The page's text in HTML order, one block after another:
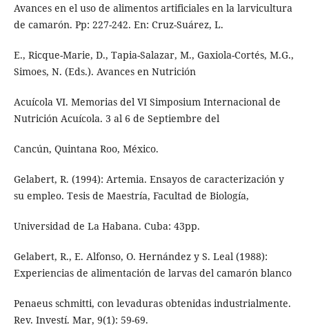
Avances en el uso de alimentos artificiales en la larvicultura
de camarón. Pp: 227-242. En: Cruz-Suárez, L.
E., Ricque-Marie, D., Tapia-Salazar, M., Gaxiola-Cortés, M.G.,
Simoes, N. (Eds.). Avances en Nutrición
Acuícola VI. Memorias del VI Simposium Internacional de
Nutrición Acuícola. 3 al 6 de Septiembre del
Cancún, Quintana Roo, México.
Gelabert, R. (1994): Artemia. Ensayos de caracterización y
su empleo. Tesis de Maestría, Facultad de Biología,
Universidad de La Habana. Cuba: 43pp.
Gelabert, R., E. Alfonso, O. Hernández y S. Leal (1988):
Experiencias de alimentación de larvas del camarón blanco
Penaeus schmitti, con levaduras obtenidas industrialmente.
Rev. Investí. Mar, 9(1): 59-69.